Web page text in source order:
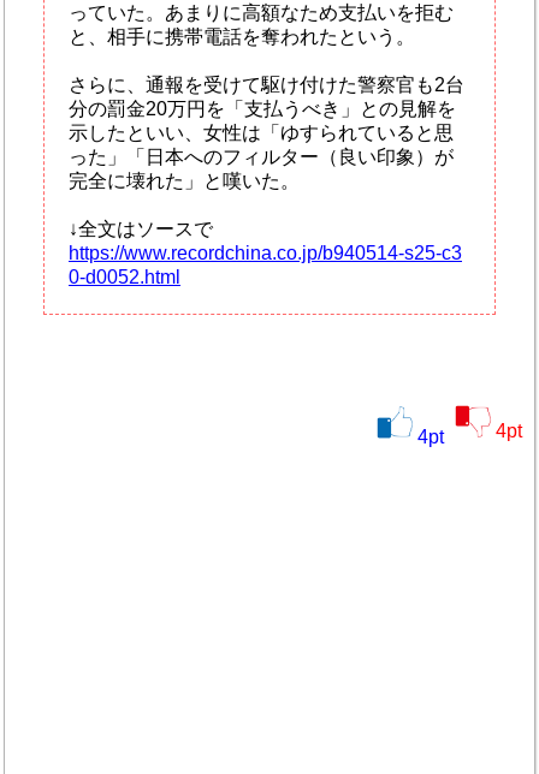
っていた。あまりに高額なため支払いを拒む
と、相手に携帯電話を奪われたという。
さらに、通報を受けて駆け付けた警察官も2台
分の罰金20万円を「支払うべき」との見解を
示したといい、女性は「ゆすられていると思
った」「日本へのフィルター（良い印象）が
完全に壊れた」と嘆いた。
↓全文はソースで
https://www.recordchina.co.jp/b940514-s25-c3
0-d0052.html
4pt 4pt